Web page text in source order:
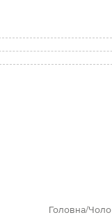
Головна